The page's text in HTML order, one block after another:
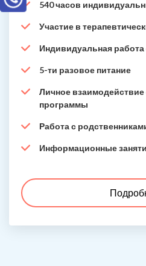
540 часов
Участие в
Индивидуальная
5-ти разовое питание
Личное
программы
Работа с
Информационные